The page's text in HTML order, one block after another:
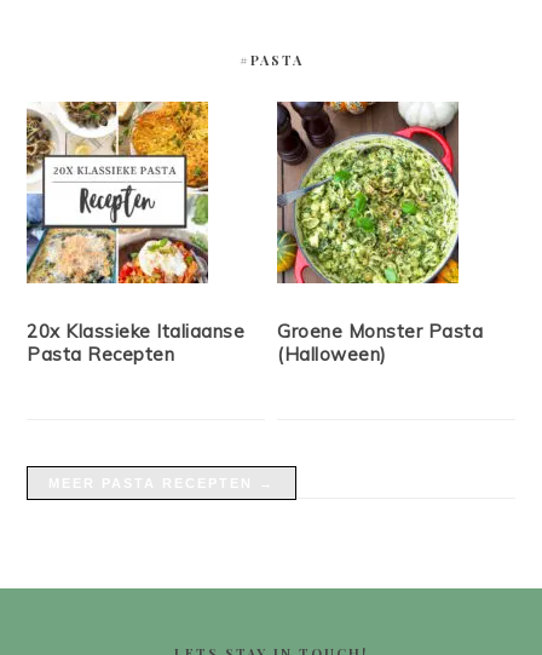
#PASTA
20x Klassieke Italiaanse
Pasta Recepten
Groene Monster Pasta
(Halloween)